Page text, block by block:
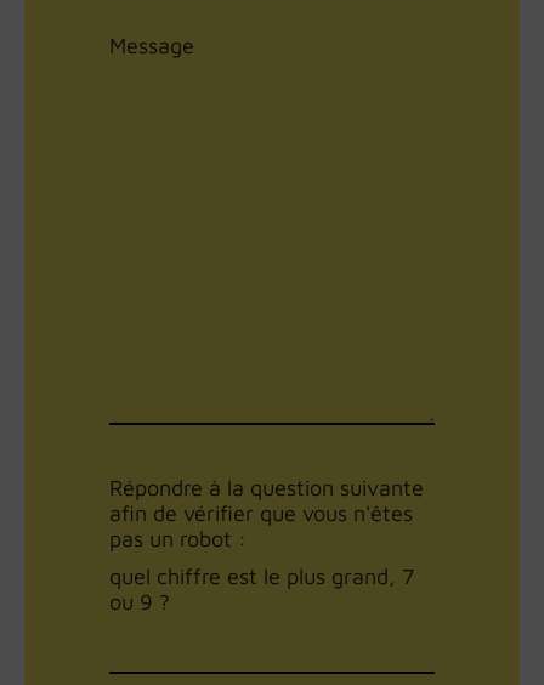
Message
Répondre à la question suivante
afin de vérifier que vous n'êtes
pas un robot :
quel chiffre est le plus grand, 7
ou 9 ?